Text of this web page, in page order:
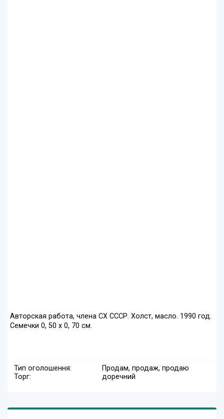
Авторская работа, члена СХ СССР. Холст, масло. 1990 год.
Семечки 0, 50 х 0, 70 см.
Тип оголошення:
Продам, продаж, продаю
Торг:
доречний